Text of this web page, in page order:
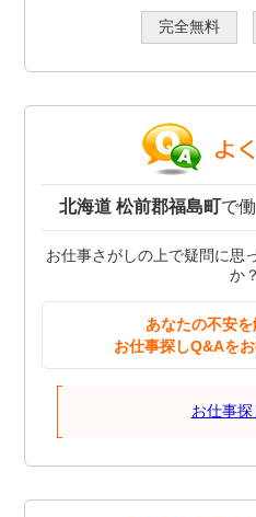
完全無料
北海道 松前郡福島町で
お仕事さがしの上で疑問に思
か？
あなたの不安を
お仕事探しQ&Aを
お仕事